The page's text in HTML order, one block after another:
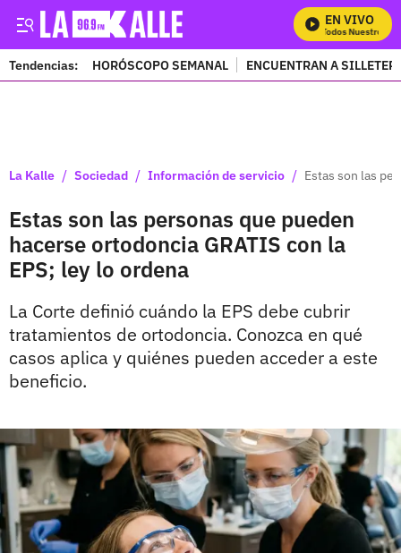
EN VIVO
Mira Todos Nuestros
Tendencias: HORÓSCOPO SEMANAL ENCUENTRAN A
La Kalle / Sociedad / Información de servicio / Estas son las
Estas son las personas que pueden
hacerse ortodoncia GRATIS con la
EPS; ley lo ordena
La Corte definió cuándo la EPS debe cubrir
tratamientos de ortodoncia. Conozca en qué
casos aplica y quiénes pueden acceder a este
beneficio.